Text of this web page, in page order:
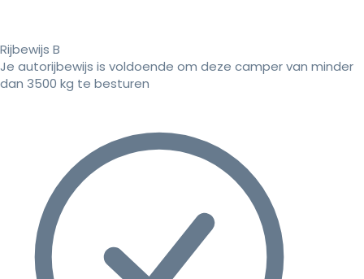
Rijbewijs B
Je autorijbewijs is voldoende om deze camper van minder
dan 3500 kg te besturen